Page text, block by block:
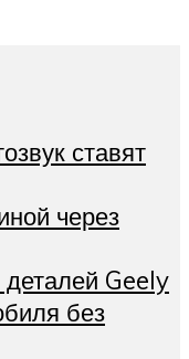
ставят
через
Geely
без